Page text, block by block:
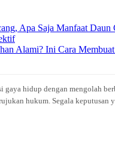
Apa Saja Manfaat
Alami? Ini Cara
hidup dengan mengolah
hukum. Segala